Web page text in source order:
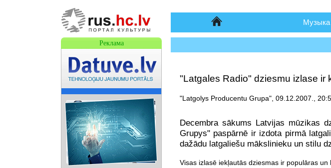
Начало Музыка
"Latgales Radio" dziesmu izlase ir
"Latgolys Producentu Grupa", 09.12.2007.,
Decembra sākums Latvijas mūzikas
Grupys" paspārnē ir izdota pirmā
dažādu latgaliešu mākslinieku un stilu
Visas izlasē iekļautās dziesmas ir populāras
Реклама